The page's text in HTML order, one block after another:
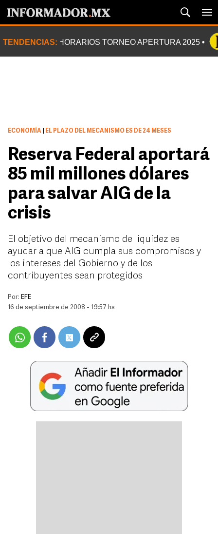
TENDENCIAS: HORARIOS TORNEO APERTURA 2025
ECONOMÍA EL PLAZO DEL MECANISMO ES DE 24 MESES
Reserva Federal aportará
85 mil millones dólares
para salvar AIG de la
crisis
El objetivo del mecanismo de liquidez es
ayudar a que AIG cumpla sus compromisos y
los intereses del Gobierno y de los
contribuyentes sean protegidos
Por: EFE
16 de septiembre de 2008 - 19:57 hs